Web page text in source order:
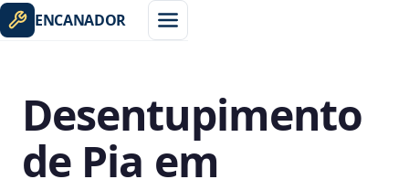
ENCANADOR
Desentupimento
de Pia em